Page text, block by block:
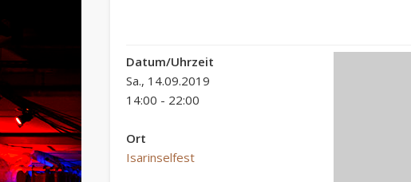
Datum/Uhrzeit
Sa., 14.09.2019
14:00 - 22:00
Ort
Isarinselfest